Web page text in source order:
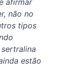
afirmar
não no
tipos
estão